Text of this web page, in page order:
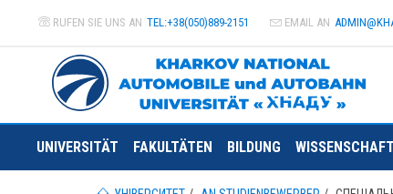
RUFEN SIE UNS AN TEL:+38(050)889-2151 EMAIL AN ADMIN@
UNIVERSITÄT FAKULTÄTEN BILDUNG WISSENSCHAFT